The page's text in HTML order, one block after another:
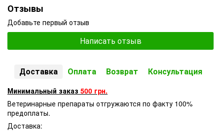
Отзывы
Добавьте первый отзыв
Написать отзыв
Доставка Оплата Возврат Консультация
Минимальный заказ 500 грн.
Ветеринарные препараты отгружаются по факту 100%
предоплаты.
Доставка: